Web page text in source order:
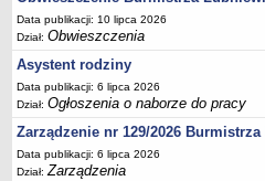
Zakład Gospodarki Komunalnej
Środowiskowy Dom Samopomocy
MAJĄTEK I FINANSE
Budżet Gminy
Majątek Gminy
Sprawozdania z wykonania
Data publikacji: 10 lipca 2026
Dział:Obwieszczenia
Asystent rodziny
Data publikacji: 6 lipca 2026
Dział:Ogłoszenia o naborze do pracy
Zarządzenie nr 129/2026
Data publikacji: 6 lipca 2026
Dział:Zarządzenia